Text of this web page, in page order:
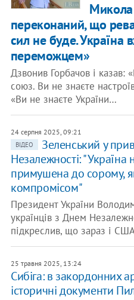
переконаний, що
сил не буде. Україна
переможцем»
Дзвонив Горбачов і казав:
союз. Ви не знаєте
«Ви не знаєте України…
24 серпня 2025, 09:21
ВІДЕО
Зеленський у
Незалежності: "Україна
примушена до сорому,
компромісом"
Президент України
українців з Днем
підкреслив, що зараз і
25 травня 2025, 13:24
Сибіга: в закордонних
історичні документи